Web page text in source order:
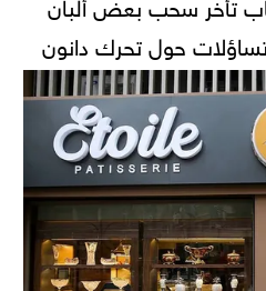
حول تحرك دانون